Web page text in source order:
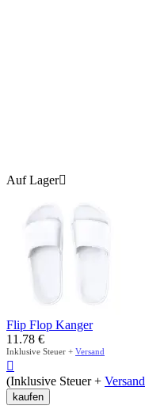
Auf Lager
Flip Flop Kanger
11.78 €
Inklusive Steuer + Versand

(Inklusive Steuer + Versand
kaufen